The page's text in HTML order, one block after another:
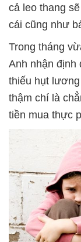
cả leo thang
cái cũng như
Trong tháng
Anh nhận định
thiếu hụt
thậm chí là
tiền mua thực